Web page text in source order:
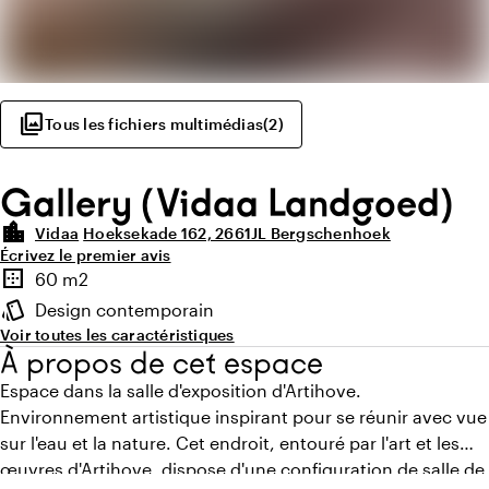
photo_libraryTous les fichiers multimédias(2)
Gallery (Vidaa Landgoed)
location_city Vidaa Hoeksekade 162, 2661JL Bergschenhoek
Écrivez le premier avis
Points forts
border_outer
Superficie
60 m2
style
Ambiance
Design contemporain
Voir toutes les caractéristiques
À propos de cet espace
Espace dans la salle d'exposition d'Artihove.
Environnement artistique inspirant pour se réunir avec vue
sur l'eau et la nature. Cet endroit, entouré par l'art et les
œuvres d'Artihove, dispose d'une configuration de salle de